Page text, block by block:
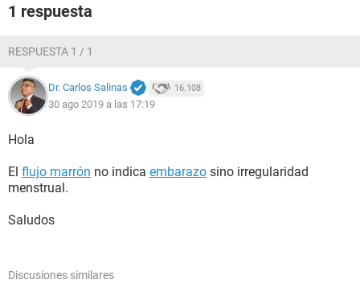
1 respuesta
RESPUESTA 1 / 1
Dr. Carlos Salinas 16.108
30 ago 2019 a las 17:19
Hola
El flujo marrón no indica embarazo sino irregularidad
menstrual.
Saludos
Discusiones similares